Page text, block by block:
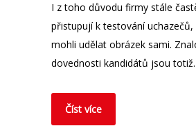
I z toho důvodu firmy stále
přistupují k testování uchazečů,
mohli udělat obrázek sami.
dovednosti kandidátů jsou
Číst více